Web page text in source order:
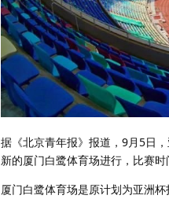
据《北京青年报》报道，9月5日
新的厦门白鹭体育场进行，比赛时
厦门白鹭体育场是原计划为亚洲